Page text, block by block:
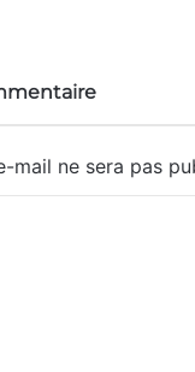
mail ne sera pas